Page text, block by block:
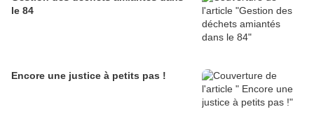
le 84
Encore une justice à petits pas !